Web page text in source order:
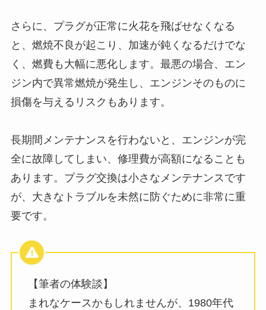
さらに、プラグが正常に火花を飛ばせなくなる
と、燃焼不良が起こり、加速が鈍くなるだけでな
く、燃費も大幅に悪化します。最悪の場合、エン
ジン内で異常燃焼が発生し、エンジンそのものに
損傷を与えるリスクもあります。
長期間メンテナンスを行わないと、エンジンが完
全に故障してしまい、修理費が高額になることも
あります。プラグ交換は小さなメンテナンスです
が、大きなトラブルを未然に防ぐために非常に重
要です。
【筆者の体験談】
まれなケースかもしれませんが、1980年代